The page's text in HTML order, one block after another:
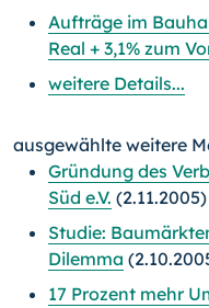
Aufträge im
Real + 3,1% zum
weitere Details...
ausgewählte weitere
Gründung des
Süd e.V. (2.11.2005)
Studie:
Dilemma
17 Prozent mehr